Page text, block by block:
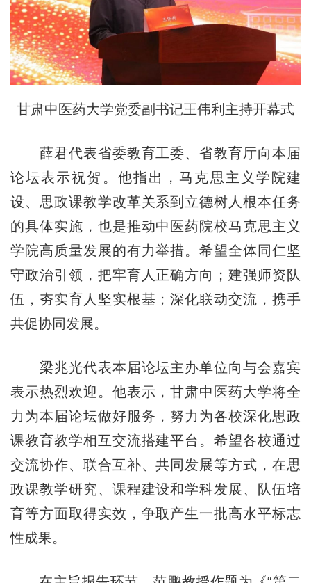
甘肃中医药大学党委副书记王伟利主持开幕式
薛君代表省委教育工委、省教育厅向本届
论坛表示祝贺。他指出，马克思主义学院建
设、思政课教学改革关系到立德树人根本任务
的具体实施，也是推动中医药院校马克思主义
学院高质量发展的有力举措。希望全体同仁坚
守政治引领，把牢育人正确方向；建强师资队
伍，夯实育人坚实根基；深化联动交流，携手
共促协同发展。
梁兆光代表本届论坛主办单位向与会嘉宾
表示热烈欢迎。他表示，甘肃中医药大学将全
力为本届论坛做好服务，努力为各校深化思政
课教育教学相互交流搭建平台。希望各校通过
交流协作、联合互补、共同发展等方式，在思
政课教学研究、课程建设和学科发展、队伍培
育等方面取得实效，争取产生一批高水平标志
性成果。